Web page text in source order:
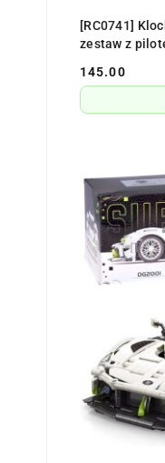
[RC0741]
zestaw z
Cena:
145.00